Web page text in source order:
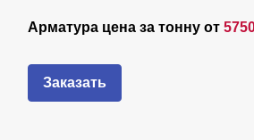
Арматура цена за тонну от
Заказать